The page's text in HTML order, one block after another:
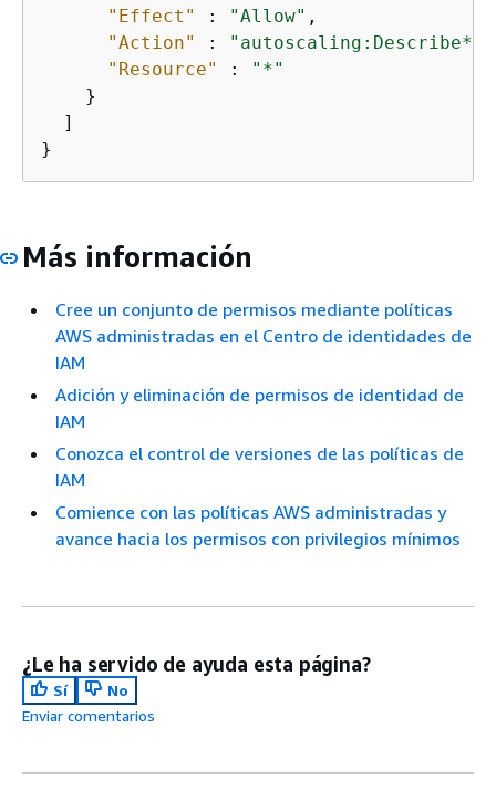
"Effect" : "Allow" ,
"Action"
: "autoscaling:Describe*"
"Resource"
:
"*"
    }
  ]
}
Más información
Cree un conjunto de permisos mediante políticas
AWS administradas en el Centro de identidades de
IAM
Adición y eliminación de permisos de identidad de
IAM
Conozca el control de versiones de las políticas de
IAM
Comience con las políticas AWS administradas y
avance hacia los permisos con privilegios mínimos
¿Le ha servido de ayuda esta página?
Sí
No
Enviar comentarios